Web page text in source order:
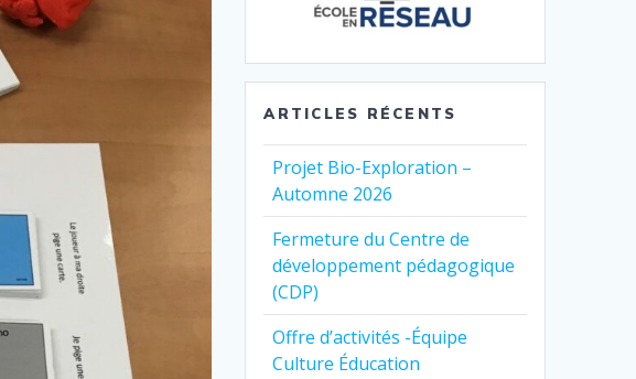
ARTICLES RÉCENTS
Projet Bio-Exploration –
Automne 2026
Fermeture du Centre de
développement pédagogique
(CDP)
Offre d’activités -Équipe
Culture Éducation